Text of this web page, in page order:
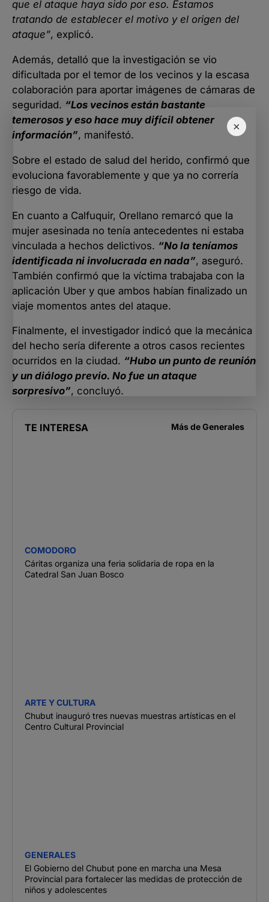
×
que el ataque haya sido por eso. Estamos
tratando de establecer el motivo y el origen del
ataque”, explicó.
Además, detalló que la investigación se vio
dificultada por el temor de los vecinos y la escasa
colaboración para aportar imágenes de cámaras de
seguridad. “Los vecinos están bastante
temerosos y eso hace muy difícil obtener
información”, manifestó.
Sobre el estado de salud del herido, confirmó que
evoluciona favorablemente y que ya no correría
riesgo de vida.
En cuanto a Calfuquir, Orellano remarcó que la
mujer asesinada no tenía antecedentes ni estaba
vinculada a hechos delictivos. “No la teníamos
identificada ni involucrada en nada”, aseguró.
También confirmó que la víctima trabajaba con la
aplicación Uber y que ambos habían finalizado un
viaje momentos antes del ataque.
Finalmente, el investigador indicó que la mecánica
del hecho sería diferente a otros casos recientes
ocurridos en la ciudad. “Hubo un punto de reunión
y un diálogo previo. No fue un ataque
sorpresivo”, concluyó.
TE INTERESA Más deGenerales
COMODORO
Cáritas organiza una feria solidaria de ropa en la
Catedral San Juan Bosco
ARTE Y CULTURA
Chubut inauguró tres nuevas muestras artísticas en el
Centro Cultural Provincial
GENERALES
El Gobierno del Chubut pone en marcha una Mesa
Provincial para fortalecer las medidas de protección de
niños y adolescentes